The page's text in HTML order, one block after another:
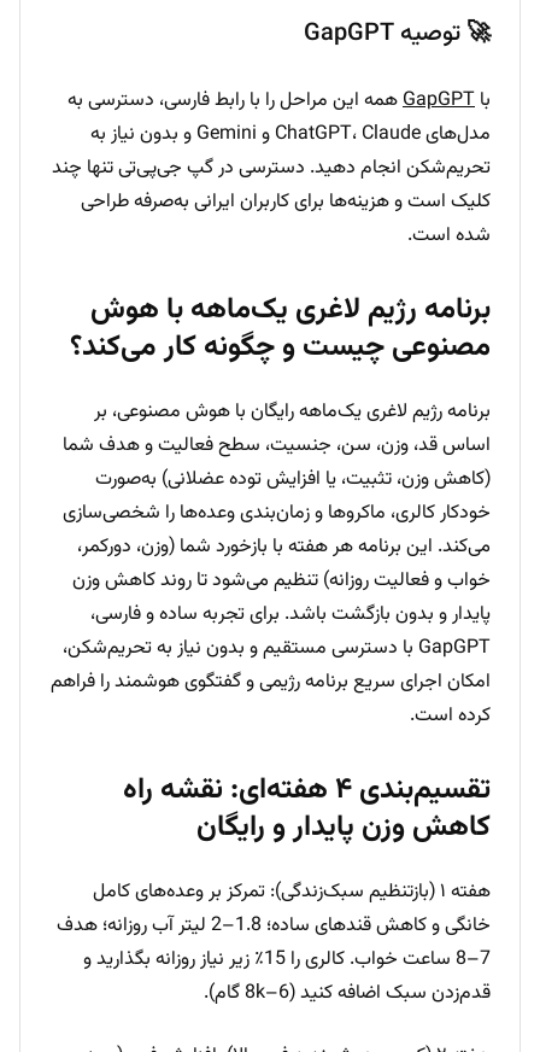
🚀 توصیه GapGPT
با GapGPTهمه این مراحل را با رابط فارسی، دسترسی به
مدل‌های ChatGPT، Claude و Gemini و بدون نیاز به
تحریم‌شکن انجام دهید. دسترسی در گپ جی‌پی‌تی تنها چند
کلیک است و هزینه‌ها برای کاربران ایرانی به‌صرفه طراحی
شده است.
برنامه رژیم لاغری یک‌ماهه با هوش
مصنوعی چیست و چگونه کار می‌کند؟
برنامه رژیم لاغری یک‌ماهه رایگان با هوش مصنوعی، بر
اساس قد، وزن، سن، جنسیت، سطح فعالیت و هدف شما
(کاهش وزن، تثبیت، یا افزایش توده عضلانی) به‌صورت
خودکار کالری، ماکروها و زمان‌بندی وعده‌ها را شخصی‌سازی
می‌کند. این برنامه هر هفته با بازخورد شما (وزن، دورکمر،
خواب و فعالیت روزانه) تنظیم می‌شود تا روند کاهش وزن
پایدار و بدون بازگشت باشد. برای تجربه ساده و فارسی،
GapGPT با دسترسی مستقیم و بدون نیاز به تحریم‌شکن،
امکان اجرای سریع برنامه رژیمی و گفتگوی هوشمند را فراهم
کرده است.
تقسیم‌بندی ۴ هفته‌ای: نقشه راه
کاهش وزن پایدار و رایگان
هفته ۱ (بازتنظیم سبک‌زندگی): تمرکز بر وعده‌های کامل
خانگی و کاهش قندهای ساده؛ 1.8–2 لیتر آب روزانه؛ هدف
7–8 ساعت خواب. کالری را 15٪ زیر نیاز روزانه بگذارید و
قدم‌زدن سبک اضافه کنید (6–8k گام).